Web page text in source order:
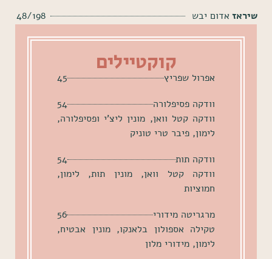
שיראז אדום יבש 48/198
קוקטיילים
אפרול שפריץ
45
וודקה פסיפלורה
54
וודקה קטל וואן, מונין ליצ'י ופסיפלורה,
לימון, פיבר טרי טוניק
וודקה תות
54
וודקה קטל וואן, מונין תות, לימון,
חמוציות
מרגריטה מידורי
56
טקילה אספולון בלאנקו, מונין אבטיח,
לימון, מידורי מלון